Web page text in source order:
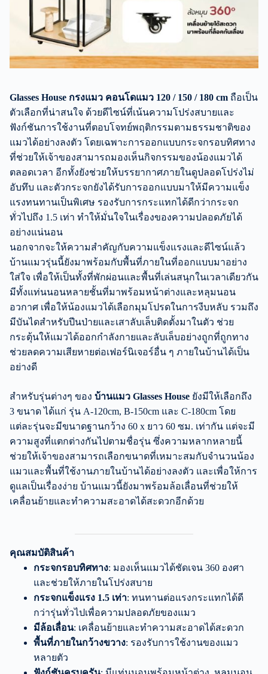
Glasses House กรงแมว คอนโดแมว 120 / 150 / 180 cm ถือเป็น
ตัวเลือกที่น่าสนใจ ด้วยดีไซน์ที่เน้นความโปร่งสบายและ
ฟังก์ชันการใช้งานที่ตอบโจทย์พฤติกรรมตามธรรมชาติของ
แมวได้อย่างลงตัว โดยเฉพาะการออกแบบกระจกรอบทิศทาง
ที่ช่วยให้เจ้าของสามารถมองเห็นกิจกรรมของน้องแมวได้
ตลอดเวลา อีกทั้งยังช่วยให้บรรยากาศภายในดูปลอดโปร่งไม่
อับทึบ และตัวกระจกยังได้รับการออกแบบมาให้มีความแข็ง
แรงทนทานเป็นพิเศษ รองรับการกระแทกได้ดีกว่ากระจก
ทั่วไปถึง 1.5 เท่า ทำให้มั่นใจในเรื่องของความปลอดภัยได้
อย่างแน่นอน
นอกจากจะให้ความสำคัญกับความแข็งแรงและดีไซน์แล้ว
บ้านแมวรุ่นนี้ยังมาพร้อมกับพื้นที่ภายในที่ออกแบบมาอย่าง
ใส่ใจ เพื่อให้เป็นทั้งที่พักผ่อนและพื้นที่เล่นสนุกในเวลาเดียวกัน
มีทั้งแท่นนอนหลายชั้นที่มาพร้อมหน้าต่างและหลุมนอน
อวกาศ เพื่อให้น้องแมวได้เลือกมุมโปรดในการงีบหลับ รวมถึง
มีบันไดสำหรับปีนป่ายและเสาลับเล็บติดตั้งมาในตัว ช่วย
กระตุ้นให้แมวได้ออกกำลังกายและลับเล็บอย่างถูกที่ถูกทาง
ช่วยลดความเสียหายต่อเฟอร์นิเจอร์อื่น ๆ ภายในบ้านได้เป็น
อย่างดี
สำหรับรุ่นต่างๆ ของ บ้านแมว Glasses House ยังมีให้เลือกถึง
3 ขนาด ได้แก่ รุ่น A-120cm, B-150cm และ C-180cm โดย
แต่ละรุ่นจะมีขนาดฐานกว้าง 60 x ยาว 60 ซม. เท่ากัน แต่จะมี
ความสูงที่แตกต่างกันไปตามชื่อรุ่น ซึ่งความหลากหลายนี้
ช่วยให้เจ้าของสามารถเลือกขนาดที่เหมาะสมกับจำนวนน้อง
แมวและพื้นที่ใช้งานภายในบ้านได้อย่างลงตัว และเพื่อให้การ
ดูแลเป็นเรื่องง่าย บ้านแมวนี้ยังมาพร้อมล้อเลื่อนที่ช่วยให้
เคลื่อนย้ายและทำความสะอาดได้สะดวกอีกด้วย
คุณสมบัติสินค้า
กระจกรอบทิศทาง: มองเห็นแมวได้ชัดเจน 360 องศา
และช่วยให้ภายในโปร่งสบาย
กระจกแข็งแรง 1.5 เท่า: ทนทานต่อแรงกระแทกได้ดี
กว่ารุ่นทั่วไปเพื่อความปลอดภัยของแมว
มีล้อเลื่อน: เคลื่อนย้ายและทำความสะอาดได้สะดวก
พื้นที่ภายในกว้างขวาง: รองรับการใช้งานของแมว
หลายตัว